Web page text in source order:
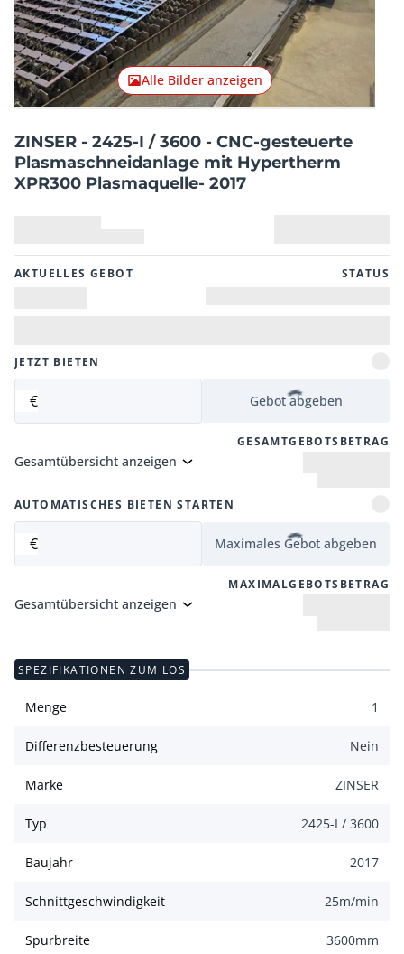
Alle Bilder anzeigen
ZINSER - 2425-I / 3600 - CNC-gesteuerte
Plasmaschneidanlage mit Hypertherm
XPR300 Plasmaquelle- 2017
AKTUELLES GEBOT STATUS
JETZT BIETEN
€ Gebot abgeben
GESAMTGEBOTSBETRAG
Gesamtübersicht anzeigen
AUTOMATISCHES BIETEN STARTEN
€ Maximales Gebot abgeben
MAXIMALGEBOTSBETRAG
Gesamtübersicht anzeigen
SPEZIFIKATIONEN ZUM LOS
Menge 1
Differenzbesteuerung Nein
Marke ZINSER
Typ 2425-I / 3600
Baujahr 2017
Schnittgeschwindigkeit 25m/min
Spurbreite 3600mm